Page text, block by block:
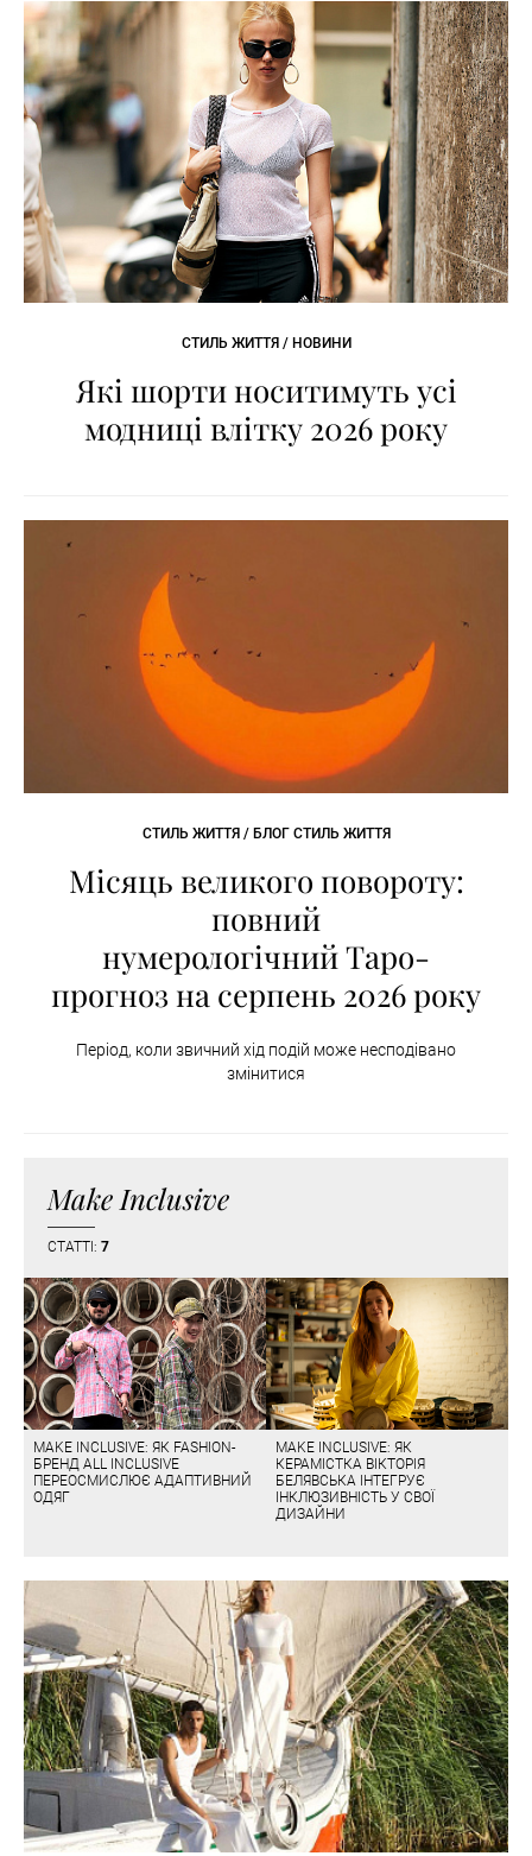
СТИЛЬ ЖИТТЯ / НОВИНИ
Які шорти носитимуть усі
модниці влітку 2026 року
СТИЛЬ ЖИТТЯ / БЛОГ СТИЛЬ ЖИТТЯ
Місяць великого повороту:
повний
нумерологічний Таро-
прогноз на серпень 2026 року
Період, коли звичний хід подій може несподівано
змінитися
Make Inclusive
СТАТТІ: 7
MAKE INCLUSIVE: ЯК FASHION-
БРЕНД ALL INCLUSIVE
ПЕРЕОСМИСЛЮЄ АДАПТИВНИЙ
ОДЯГ
MAKE INCLUSIVE: ЯК
КЕРАМІСТКА ВІКТОРІЯ
БЕЛЯВСЬКА ІНТЕГРУЄ
ІНКЛЮЗИВНІСТЬ У СВОЇ
ДИЗАЙНИ